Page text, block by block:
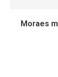
Moraes